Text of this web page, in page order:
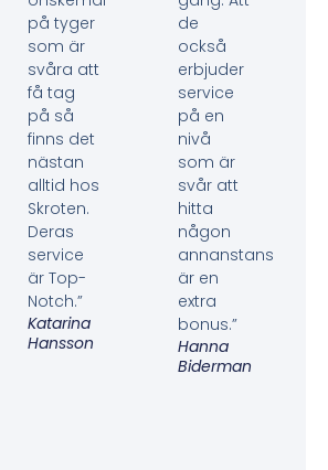
på tyger
som är
svåra att
få tag
på så
finns det
nästan
alltid hos
Skroten.
Deras
service
är Top-
Notch.”
Katarina
Hansson
de
också
erbjuder
service
på en
nivå
som är
svår att
hitta
någon
annanstans
är en
extra
bonus.”
Hanna
Biderman